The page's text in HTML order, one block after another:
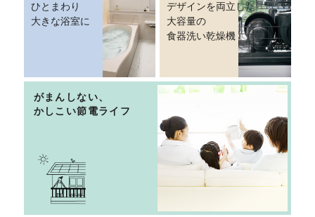
ひとまわり
大きな浴室に
デザインを両立した
大容量の
食器洗い乾燥機
がまんしない、
かしこい節電ライフ